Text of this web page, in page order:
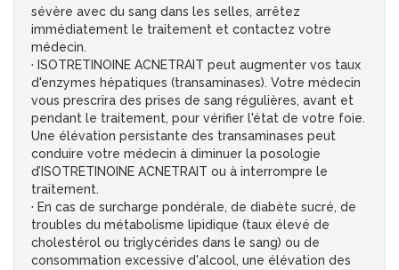
sévère avec du sang dans les selles, arrêtez
immédiatement le traitement et contactez votre
médecin.
· ISOTRETINOINE ACNETRAIT peut augmenter vos taux
d'enzymes hépatiques (transaminases). Votre médecin
vous prescrira des prises de sang régulières, avant et
pendant le traitement, pour vérifier l'état de votre foie.
Une élévation persistante des transaminases peut
conduire votre médecin à diminuer la posologie
d’ISOTRETINOINE ACNETRAIT ou à interrompre le
traitement.
· En cas de surcharge pondérale, de diabète sucré, de
troubles du métabolisme lipidique (taux élevé de
cholestérol ou triglycérides dans le sang) ou de
consommation excessive d'alcool, une élévation des